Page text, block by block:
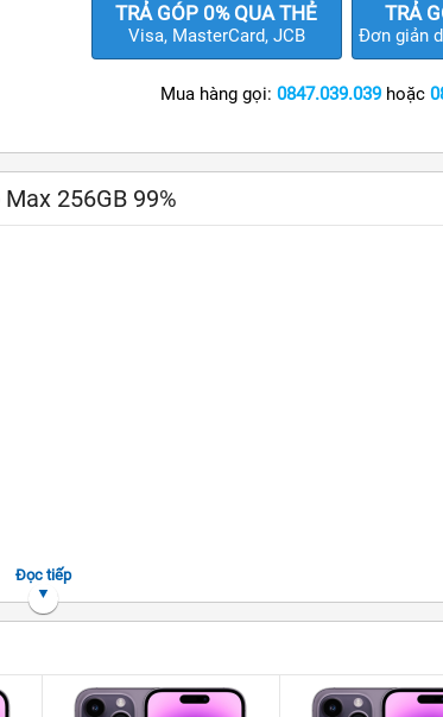
TRẢ GÓP 0% QUA THẺ
Visa, MasterCard, JCB
TRẢ
Đơn giản
Mua hàng gọi: 0847.039.039hoặc
256GB 99%
Đọc tiếp